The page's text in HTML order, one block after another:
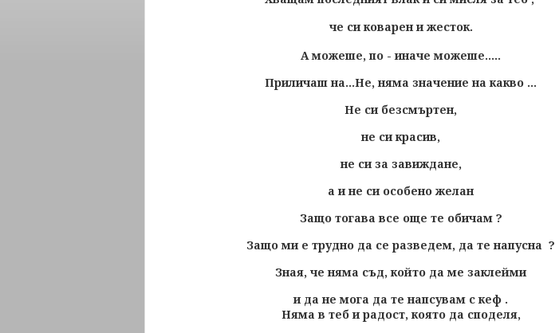
че си коварен и жесток.
А можеше, по - иначе можеше.....
Приличаш на...Не, няма значение на какво ...
Не си безсмъртен,
не си красив,
не си за завиждане,
а и не си особено желан
Защо тогава все още те обичам ?
Защо ми е трудно да се разведем, да те напусна ?
Зная, че няма съд, който да ме заклейми
и да не мога да те напсувам с кеф .
Няма в теб и радост, която да споделя,